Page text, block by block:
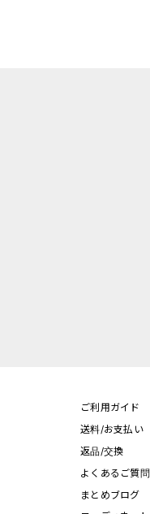
ご利用ガイド
送料/お支払い
返品/交換
よくあるご質問
まとめブログ